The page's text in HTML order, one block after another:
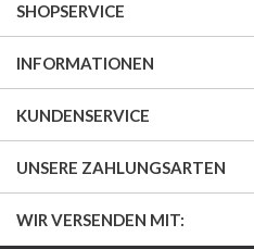
SHOPSERVICE
INFORMATIONEN
KUNDENSERVICE
UNSERE ZAHLUNGSARTEN
WIR VERSENDEN MIT: